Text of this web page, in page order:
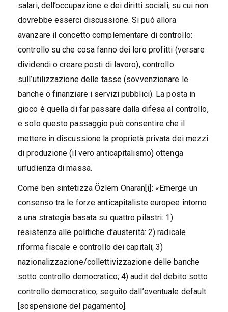
salari, dell’occupazione e dei diritti sociali, su cui non
dovrebbe esserci discussione. Si può allora
avanzare il concetto complementare di controllo:
controllo su che cosa fanno dei loro profitti (versare
dividendi o creare posti di lavoro), controllo
sull’utilizzazione delle tasse (sovvenzionare le
banche o finanziare i servizi pubblici). La posta in
gioco è quella di far passare dalla difesa al controllo,
e solo questo passaggio può consentire che il
mettere in discussione la proprietà privata dei mezzi
di produzione (il vero anticapitalismo) ottenga
un’udienza di massa.
Come ben sintetizza Özlem Onaran[i]: «Emerge un
consenso tra le forze anticapitaliste europee intorno
a una strategia basata su quattro pilastri: 1)
resistenza alle politiche d’austerità: 2) radicale
riforma fiscale e controllo dei capitali; 3)
nazionalizzazione/collettivizzazione delle banche
sotto controllo democratico; 4) audit del debito sotto
controllo democratico, seguito dall’eventuale default
[sospensione del pagamento].